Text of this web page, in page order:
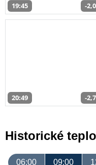
19:45 -
20:49 -
Historické
06:00 09:00